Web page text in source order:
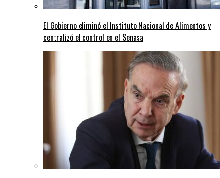
El Gobierno eliminó el Instituto Nacional de Alimentos y
centralizó el control en el Senasa